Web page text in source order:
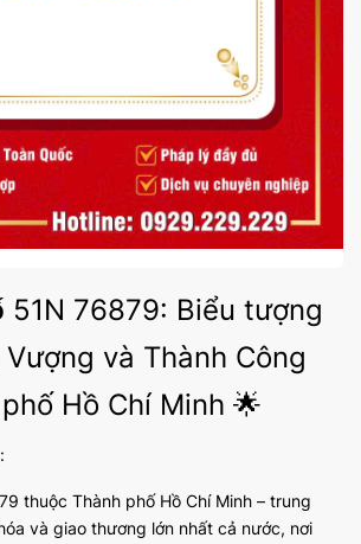
51N 76879: Biểu tượng
và Thành Công
Hồ Chí Minh 🌟
thuộc Thành phố Hồ Chí Minh – trung
và giao thương lớn nhất cả nước, nơi